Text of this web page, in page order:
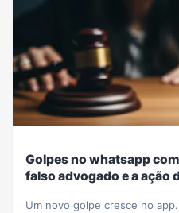
Golpes no whatsapp
falso advogado e a ação
Um novo golpe cresce no